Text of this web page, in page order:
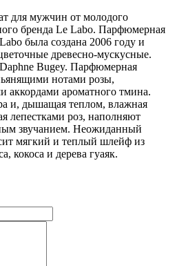
для мужчин от молодого
бренда Le Labo. Парфюмерная
была создана 2006 году и
древесно-мускусные.
Bugey. Парфюмерная
нотами розы,
аккордами ароматного тмина.
и, дышащая теплом, влажная
лепестками роз, наполняют
звучанием. Неожиданный
мягкий и теплый шлейф из
кокоса и дерева гуаяк.